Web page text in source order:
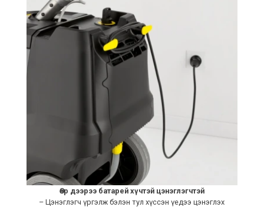
Өөр дээрээ батарей хүчтэй цэнэглэгчтэй
– Цэнэглэгч үргэлж бэлэн тул хүссэн үедээ цэнэглэх